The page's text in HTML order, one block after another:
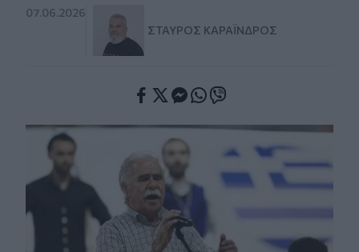
07.06.2026
ΣΤΑΎΡΟΣ ΚΑΡΑΪ́ΝΔΡΟΣ